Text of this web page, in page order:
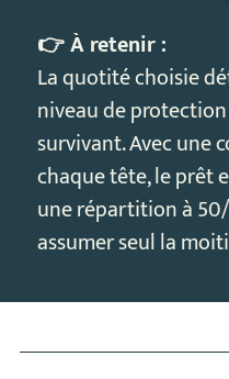
👉 À retenir :
La quotité choisie
niveau de
survivant. Avec une
chaque tête, le prêt
une répartition à
assumer seul la